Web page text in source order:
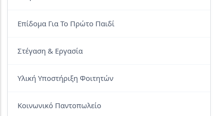
Επίδομα Για Το Πρώτο Παιδί
Στέγαση & Εργασία
Υλική Υποστήριξη Φοιτητών
Κοινωνικό Παντοπωλείο